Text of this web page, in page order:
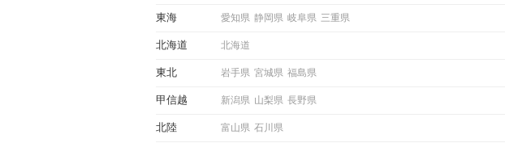
ような行動に繋げるべきかをご紹介
東海 愛知県 静岡県 岐阜県 三重県
北海道 北海道
東北 岩手県 宮城県 福島県
甲信越 新潟県 山梨県 長野県
北陸 富山県 石川県